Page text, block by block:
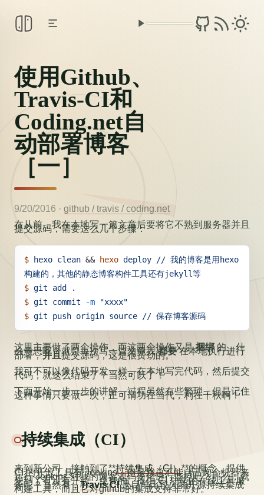
使用Github、
Travis-CI和
Coding.net自
动部署博客
［一］
9/20/2016 · github /travis /coding.net
在从前，我在本地写一篇文章后要将它不熟到服务器并且
提交源码，需要这么几个步骤：
$ hexo clean && hexo deploy // 我的博客是用hexo
构建的，其他的静态博客构件工具还有jekyll等
$ git add
.
$ git commit -m "xxxx"
$ git push origin source // 保存博客源码
这里主要做了两个操作，而这两个操作又是捆绑的，什
么意思呢？就是每次写一篇文章我都要在本地执行进行
部署，并且 提交源码，这是很费劲的。
我可不可以像代码开发一样，在本地写完代码，然后提交
代码，就这么结束了？当然可以了！
下面开始一步一步的讲解，过程虽然有些繁琐，但是记住
这种事情只要做一次，正可谓功在当代，利在千秋啊！
持续集成（CI）
来到新公司，接触到了**持续集成（CI）**的概念，提供
CI 的开源工具有 Jenkins，但是我总不能自己跑个机器来
运行 Jenkins 对我的博客源码变化进行监控吧？那么，就
想到了有没有开源、免费的、提供 CI 功能的在线工具服
务呢？当然有， Travis CI是目前比较火的开源持续集成
构建工具，而且它对github的集成支持非常好。